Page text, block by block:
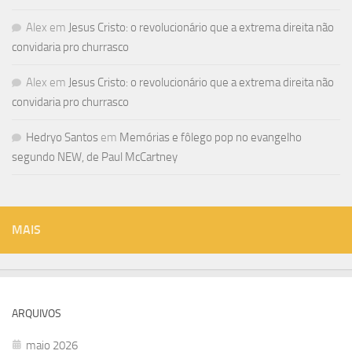
Alex em Jesus Cristo: o revolucionário que a extrema direita não
convidaria pro churrasco
Alex em Jesus Cristo: o revolucionário que a extrema direita não
convidaria pro churrasco
Hedryo Santos em Memórias e fôlego pop no evangelho
segundo NEW, de Paul McCartney
MAIS
ARQUIVOS
maio 2026